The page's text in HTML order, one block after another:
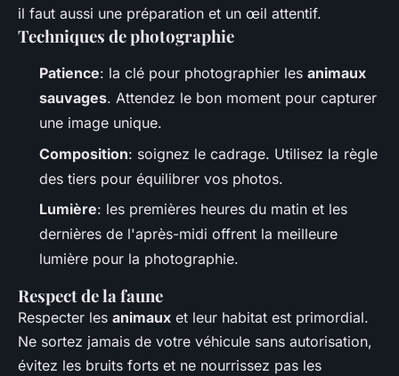
il faut aussi une préparation et un œil attentif.
Techniques de photographie
Patience: la clé pour photographier les animaux
sauvages. Attendez le bon moment pour capturer
une image unique.
Composition: soignez le cadrage. Utilisez la règle
des tiers pour équilibrer vos photos.
Lumière: les premières heures du matin et les
dernières de l'après-midi offrent la meilleure
lumière pour la photographie.
Respect de la faune
Respecter les animaux et leur habitat est primordial.
Ne sortez jamais de votre véhicule sans autorisation,
évitez les bruits forts et ne nourrissez pas les